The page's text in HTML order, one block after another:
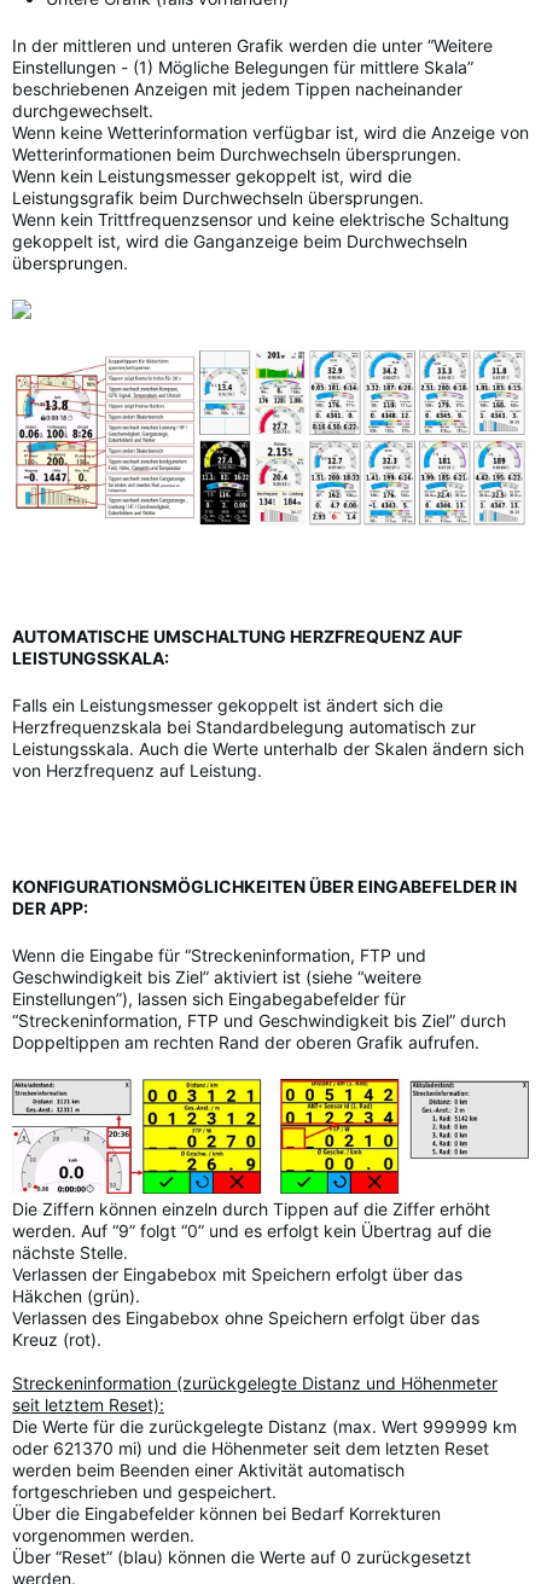
In der mittleren und unteren Grafik werden die unter “Weitere
Einstellungen - (1) Mögliche Belegungen für mittlere Skala”
beschriebenen Anzeigen mit jedem Tippen nacheinander
durchgewechselt.
Wenn keine Wetterinformation verfügbar ist, wird die Anzeige von
Wetterinformationen beim Durchwechseln übersprungen.
Wenn kein Leistungsmesser gekoppelt ist, wird die
Leistungsgrafik beim Durchwechseln übersprungen.
Wenn kein Trittfrequenzsensor und keine elektrische Schaltung
gekoppelt ist, wird die Ganganzeige beim Durchwechseln
übersprungen.
AUTOMATISCHE UMSCHALTUNG HERZFREQUENZ AUF
LEISTUNGSSKALA:
Falls ein Leistungsmesser gekoppelt ist ändert sich die
Herzfrequenzskala bei Standardbelegung automatisch zur
Leistungsskala. Auch die Werte unterhalb der Skalen ändern sich
von Herzfrequenz auf Leistung.
KONFIGURATIONSMÖGLICHKEITEN ÜBER EINGABEFELDER IN
DER APP:
Wenn die Eingabe für “Streckeninformation, FTP und
Geschwindigkeit bis Ziel” aktiviert ist (siehe “weitere
Einstellungen”), lassen sich Eingabegabefelder für
“Streckeninformation, FTP und Geschwindigkeit bis Ziel” durch
Doppeltippen am rechten Rand der oberen Grafik aufrufen.
Die Ziffern können einzeln durch Tippen auf die Ziffer erhöht
werden. Auf “9” folgt “0” und es erfolgt kein Übertrag auf die
nächste Stelle.
Verlassen der Eingabebox mit Speichern erfolgt über das
Häkchen (grün).
Verlassen des Eingabebox ohne Speichern erfolgt über das
Kreuz (rot).
Streckeninformation (zurückgelegte Distanz und Höhenmeter
seit letztem Reset):
Die Werte für die zurückgelegte Distanz (max. Wert 999999 km
oder 621370 mi) und die Höhenmeter seit dem letzten Reset
werden beim Beenden einer Aktivität automatisch
fortgeschrieben und gespeichert.
Über die Eingabefelder können bei Bedarf Korrekturen
vorgenommen werden.
Über “Reset” (blau) können die Werte auf 0 zurückgesetzt
werden.